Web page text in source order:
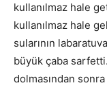
kullanılmaz hale
kullanılmaz hale
sularının
büyük çaba
dolmasından